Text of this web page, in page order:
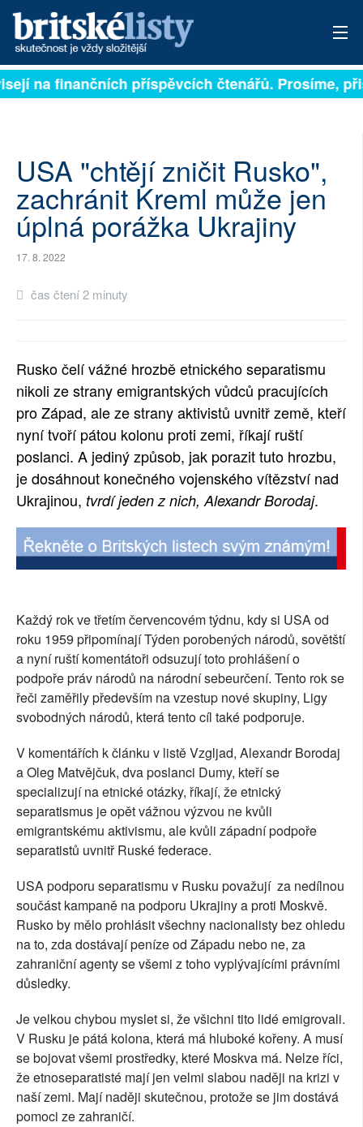
PŘIHLÁSIT
ARCHIV
ROZHOVORY
TÉMATA
SOCIÁLNÍ SÍTĚ
RUBRIKY
PLNÁ VERZE STRÁNEK
na finančních příspěvcích čtenářů. Prosíme,
USA "chtějí zničit Rusko",
zachránit Kreml může jen
úplná porážka Ukrajiny
17. 8. 2022
čas čtení 2 minuty
Rusko čelí vážné hrozbě etnického separatismu
nikoli ze strany emigrantských vůdců pracujících
pro Západ, ale ze strany aktivistů uvnitř země, kteří
nyní tvoří pátou kolonu proti zemi, říkají ruští
poslanci. A jediný způsob, jak porazit tuto hrozbu,
je dosáhnout konečného vojenského vítězství nad
Ukrajinou, tvrdí jeden z nich, Alexandr Borodaj.
Každý rok ve třetím červencovém týdnu, kdy si USA od
roku 1959 připomínají Týden porobených národů, sovětští
a nyní ruští komentátoři odsuzují toto prohlášení o
podpoře práv národů na národní sebeurčení. Tento rok se
řeči zaměřily především na vzestup nové skupiny, Ligy
svobodných národů, která tento cíl také podporuje.
V komentářích k článku v listě Vzgljad, Alexandr Borodaj
a Oleg Matvějčuk, dva poslanci Dumy, kteří se
specializují na etnické otázky, říkají, že etnický
separatismus je opět vážnou výzvou ne kvůli
emigrantskému aktivismu, ale kvůli západní podpoře
separatistů uvnitř Ruské federace.
USA podporu separatismu v Rusku považují za nedílnou
součást kampaně na podporu Ukrajiny a proti Moskvě.
Rusko by mělo prohlásit všechny nacionalisty bez ohledu
na to, zda dostávají peníze od Západu nebo ne, za
zahraniční agenty se všemi z toho vyplývajícími právními
důsledky.
Je velkou chybou myslet si, že všichni tito lidé emigrovali.
V Rusku je pátá kolona, která má hluboké kořeny. A musí
se bojovat všemi prostředky, které Moskva má. Nelze říci,
že etnoseparatisté mají jen velmi slabou naději na krizi v
naší zemi. Mají naději skutečnou, protože se jim dostává
pomoci ze zahraničí.